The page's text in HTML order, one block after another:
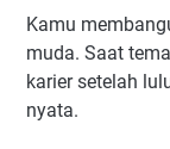
Kamu
muda. Saat
karier setelah
nyata.